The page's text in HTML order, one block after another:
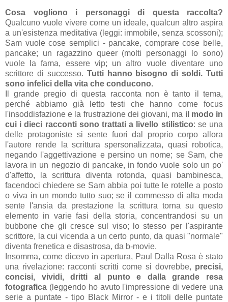
Cosa vogliono i personaggi di questa raccolta?
Qualcuno vuole vivere come un ideale, qualcun altro aspira
a un'esistenza meditativa (leggi: immobile, senza scossoni);
Sam vuole cose semplici - pancake, comprare cose belle,
pancake; un ragazzino queer (molti personaggi lo sono)
vuole la fama, essere vip; un altro vuole diventare uno
scrittore di successo. Tutti hanno bisogno di soldi. Tutti
sono infelici della vita che conducono.
Il grande pregio di questa racconta non è tanto il tema,
perché abbiamo già letto testi che hanno come focus
l'insoddisfazione e la frustrazione dei giovani, ma il modo in
cui i dieci racconti sono trattati a livello stilistico: se una
delle protagoniste si sente fuori dal proprio corpo allora
l'autore rende la scrittura spersonalizzata, quasi robotica,
negando l'aggettivazione e persino un nome; se Sam, che
lavora in un negozio di pancake, in fondo vuole solo un po'
d'affetto, la scrittura diventa rotonda, quasi bambinesca,
facendoci chiedere se Sam abbia poi tutte le rotelle a posto
o viva in un mondo tutto suo; se il commesso di alta moda
sente l'ansia da prestazione la scrittura torna su questo
elemento in varie fasi della storia, concentrandosi su un
bubbone che gli cresce sul viso; lo stesso per l'aspirante
scrittore, la cui vicenda a un certo punto, da quasi "normale"
diventa frenetica e disastrosa, da b-movie.
Insomma, come dicevo in apertura, Paul Dalla Rosa è stato
una rivelazione: racconti scritti come si dovrebbe, precisi,
concisi, vividi, dritti al punto e dalla grande resa
fotografica (leggendo ho avuto l'impressione di vedere una
serie a puntate - tipo Black Mirror - e i titoli delle puntate